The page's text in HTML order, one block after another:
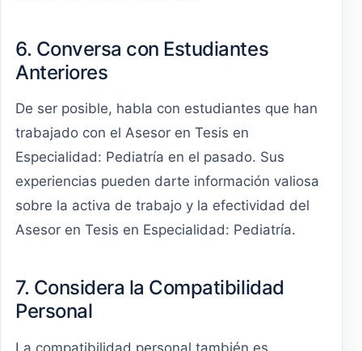
6. Conversa con Estudiantes
Anteriores
De ser posible, habla con estudiantes que han
trabajado con el Asesor en Tesis en
Especialidad: Pediatría en el pasado. Sus
experiencias pueden darte información valiosa
sobre la activa de trabajo y la efectividad del
Asesor en Tesis en Especialidad: Pediatría.
7. Considera la Compatibilidad
Personal
La compatibilidad personal también es